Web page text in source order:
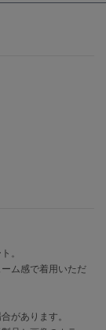
。
ム感で着用いただ
があります。